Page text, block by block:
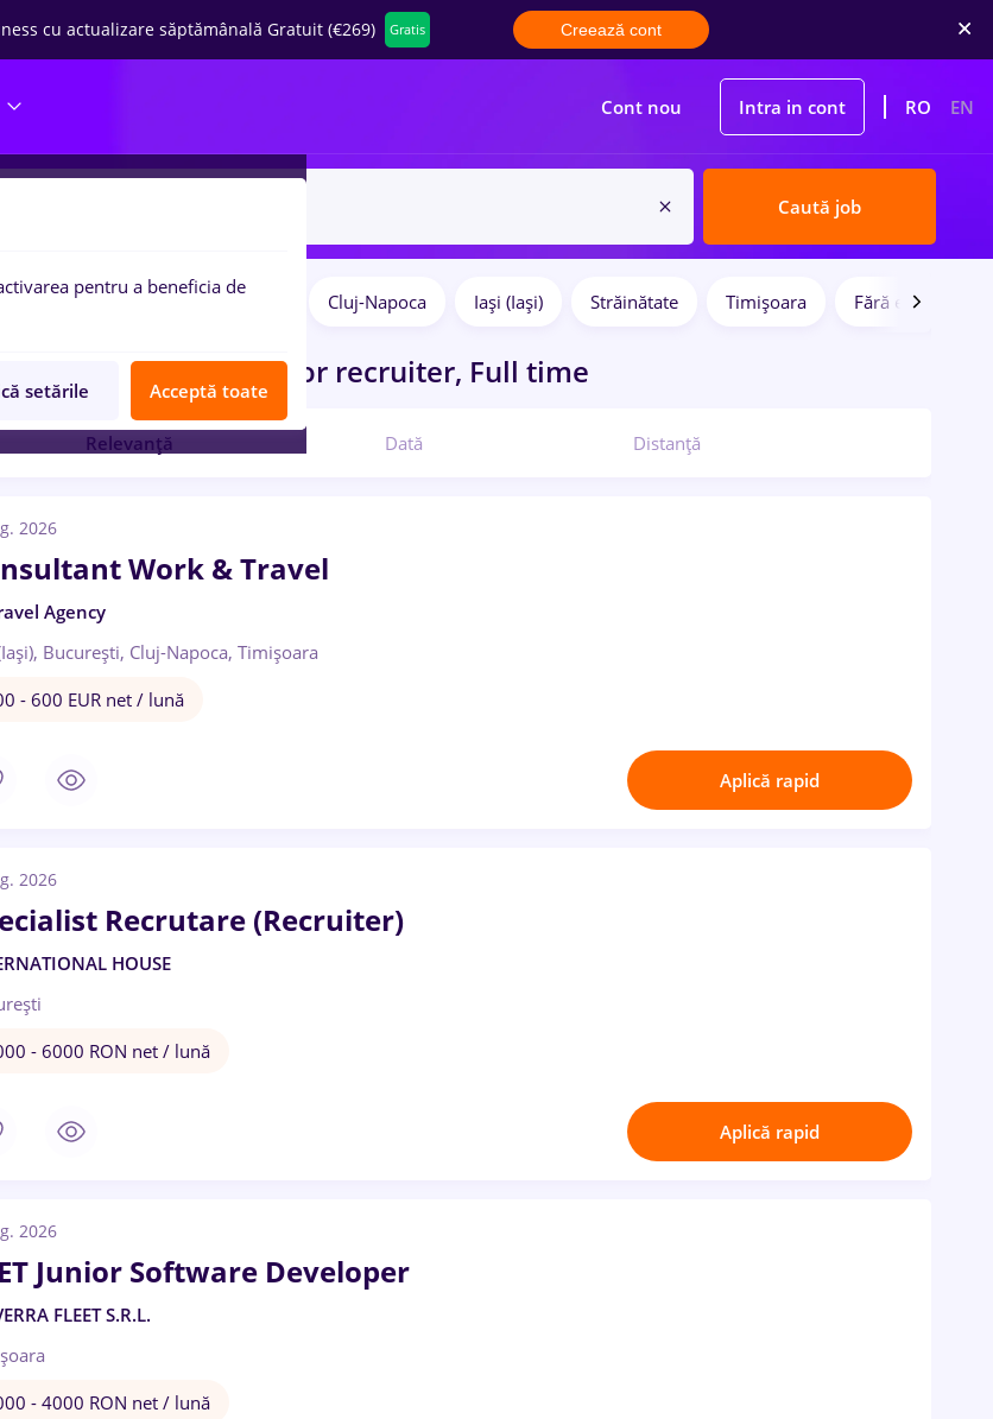
cu actualizare săptămânală Gratuit (€269) Gratis Creează cont
Cont nou Intra in cont RO EN
Caută job
Remote (de acasă) Cluj-Napoca Iași (Iași) Străinătate Timișoara Fără experiență
cu salarii junior recruiter, Full time
Relevanță Dată Distanță
2026
Work & Travel
Agency
București, Cluj-Napoca, Timișoara
- 600 EUR net / lună
Aplică rapid
2026
Recrutare (Recruiter)
HOUSE
- 6000 RON net / lună
Aplică rapid
2026
Junior Software Developer
FLEET S.R.L.
- 4000 RON net / lună
pentru a beneficia de
setările Acceptă toate